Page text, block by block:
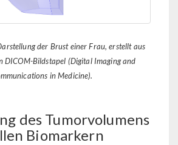
der Brust einer Frau, erstellt aus
DICOM-Bildstapel (Digital Imaging and
in Medicine).
des Tumorvolumens
Biomarkern